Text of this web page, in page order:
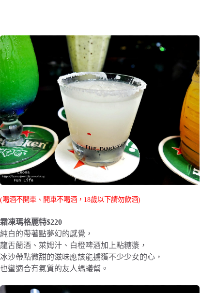
(喝酒不開車、開車不喝酒，18歲以下請勿飲酒)
霜凍瑪格麗特$220
純白的帶著點夢幻的感覺，
龍舌蘭酒、萊姆汁、白橙啤酒加上點糖漿，
冰沙帶點微甜的滋味應該能擄獲不少少女的心，
也蠻適合有氣質的友人螞蟻幫。